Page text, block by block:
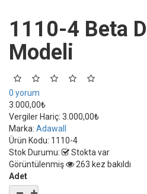
1110-4 Beta
Modeli
0 yorum
3.000,00₺
Vergiler Hariç: 3.000,00₺
Marka: Adawall
Ürün Kodu: 1110-4
Stok Durumu:
Stokta var
Görüntülenmiş
263 kez bakıldı
Adet